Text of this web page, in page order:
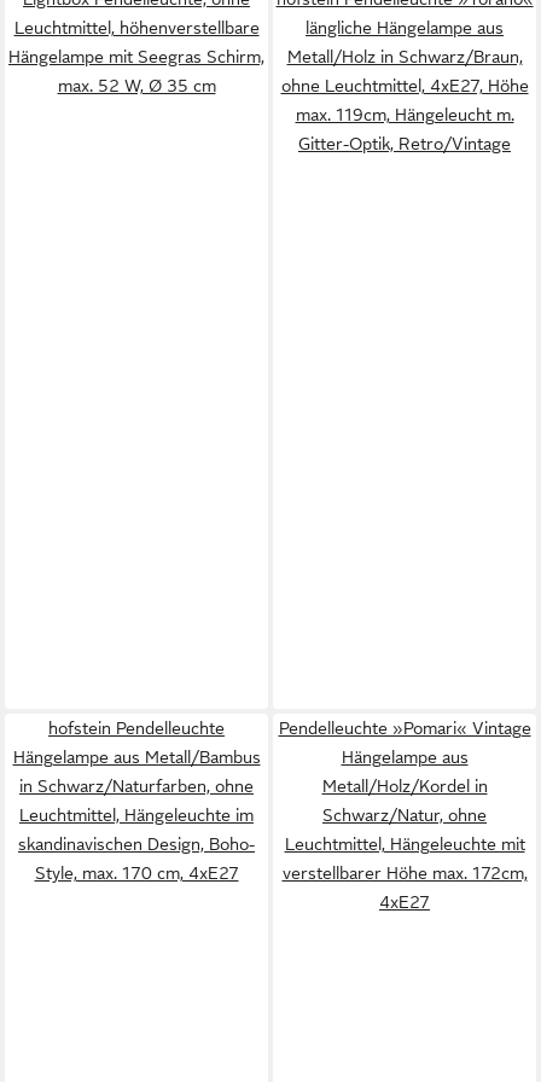
Leuchtmittel, höhenverstellbare
Hängelampe mit Seegras Schirm,
max. 52 W, Ø 35 cm
längliche Hängelampe aus
Metall/Holz in Schwarz/Braun,
ohne Leuchtmittel, 4xE27, Höhe
max. 119cm, Hängeleucht m.
Gitter-Optik, Retro/Vintage
hofstein Pendelleuchte
Hängelampe aus Metall/Bambus
in Schwarz/Naturfarben, ohne
Leuchtmittel, Hängeleuchte im
skandinavischen Design, Boho-
Style, max. 170 cm, 4xE27
Pendelleuchte »Pomari« Vintage
Hängelampe aus
Metall/Holz/Kordel in
Schwarz/Natur, ohne
Leuchtmittel, Hängeleuchte mit
verstellbarer Höhe max. 172cm,
4xE27